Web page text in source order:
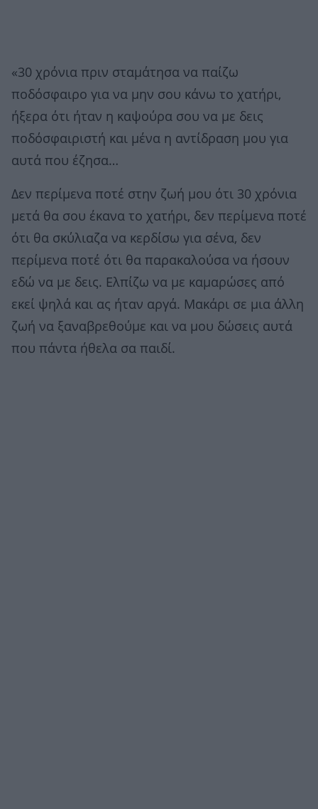
«30 χρόνια πριν σταμάτησα να παίζω
ποδόσφαιρο για να μην σου κάνω το χατήρι,
ήξερα ότι ήταν η καψούρα σου να με δεις
ποδόσφαιριστή και μένα η αντίδραση μου για
αυτά που έζησα…
Δεν περίμενα ποτέ στην ζωή μου ότι 30 χρόνια
μετά θα σου έκανα το χατήρι, δεν περίμενα ποτέ
ότι θα σκύλιαζα να κερδίσω για σένα, δεν
περίμενα ποτέ ότι θα παρακαλούσα να ήσουν
εδώ να με δεις. Ελπίζω να με καμαρώσες από
εκεί ψηλά και ας ήταν αργά. Μακάρι σε μια άλλη
ζωή να ξαναβρεθούμε και να μου δώσεις αυτά
που πάντα ήθελα σα παιδί.